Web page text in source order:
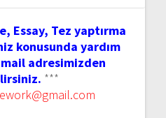
Essay, Tez yaptırma
konusunda yardım
adresimizden
***